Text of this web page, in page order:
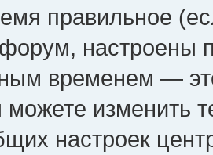
правильное
настроены
временем —
изменить
настроек